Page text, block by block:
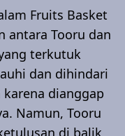
Fruits Basket
antara Tooru dan
terkutuk
dan dihindari
dianggap
Namun, Tooru
di balik